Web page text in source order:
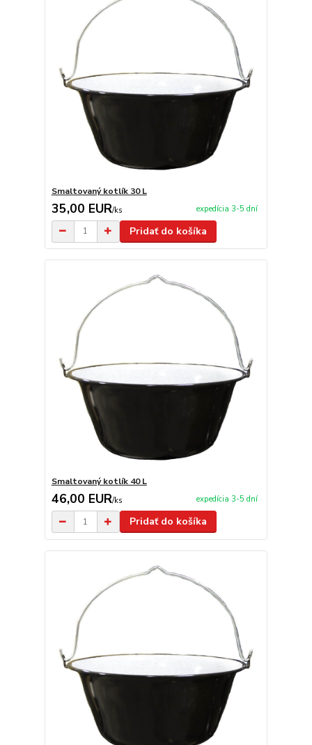
Smaltovaný kotlík 30 L
35,00 EUR/ks expedícia 3-5 dní
Pridať do košíka
Smaltovaný kotlík 40 L
46,00 EUR/ks expedícia 3-5 dní
Pridať do košíka